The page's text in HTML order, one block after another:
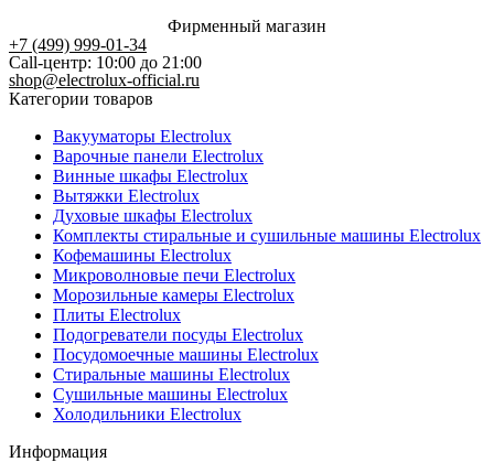
Фирменный магазин
+7 (499) 999-01-34
Call-центр: 10:00 до 21:00
shop@electrolux-official.ru
Категории товаров
Вакууматоры Electrolux
Варочные панели Electrolux
Винные шкафы Electrolux
Вытяжки Electrolux
Духовые шкафы Electrolux
Комплекты стиральные и сушильные машины Electrolux
Кофемашины Electrolux
Микроволновые печи Electrolux
Морозильные камеры Electrolux
Плиты Electrolux
Подогреватели посуды Electrolux
Посудомоечные машины Electrolux
Стиральные машины Electrolux
Сушильные машины Electrolux
Холодильники Electrolux
Информация